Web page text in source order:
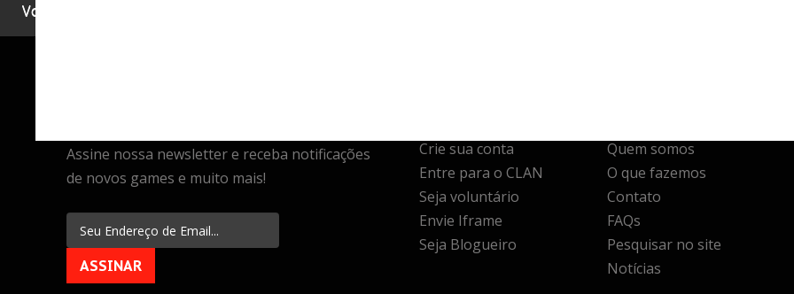
Você está aqui:
Assine nossa newsletter e receba notificações
de novos games e muito mais!
ASSINAR
Crie sua conta
Entre para o CLAN
Seja voluntário
Envie Iframe
Seja Blogueiro
Quem somos
O que fazemos
Contato
FAQs
Pesquisar no site
Notícias